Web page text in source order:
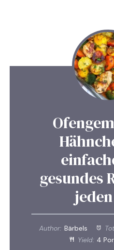
gesundes
Author: Bärbels
Yield: 4